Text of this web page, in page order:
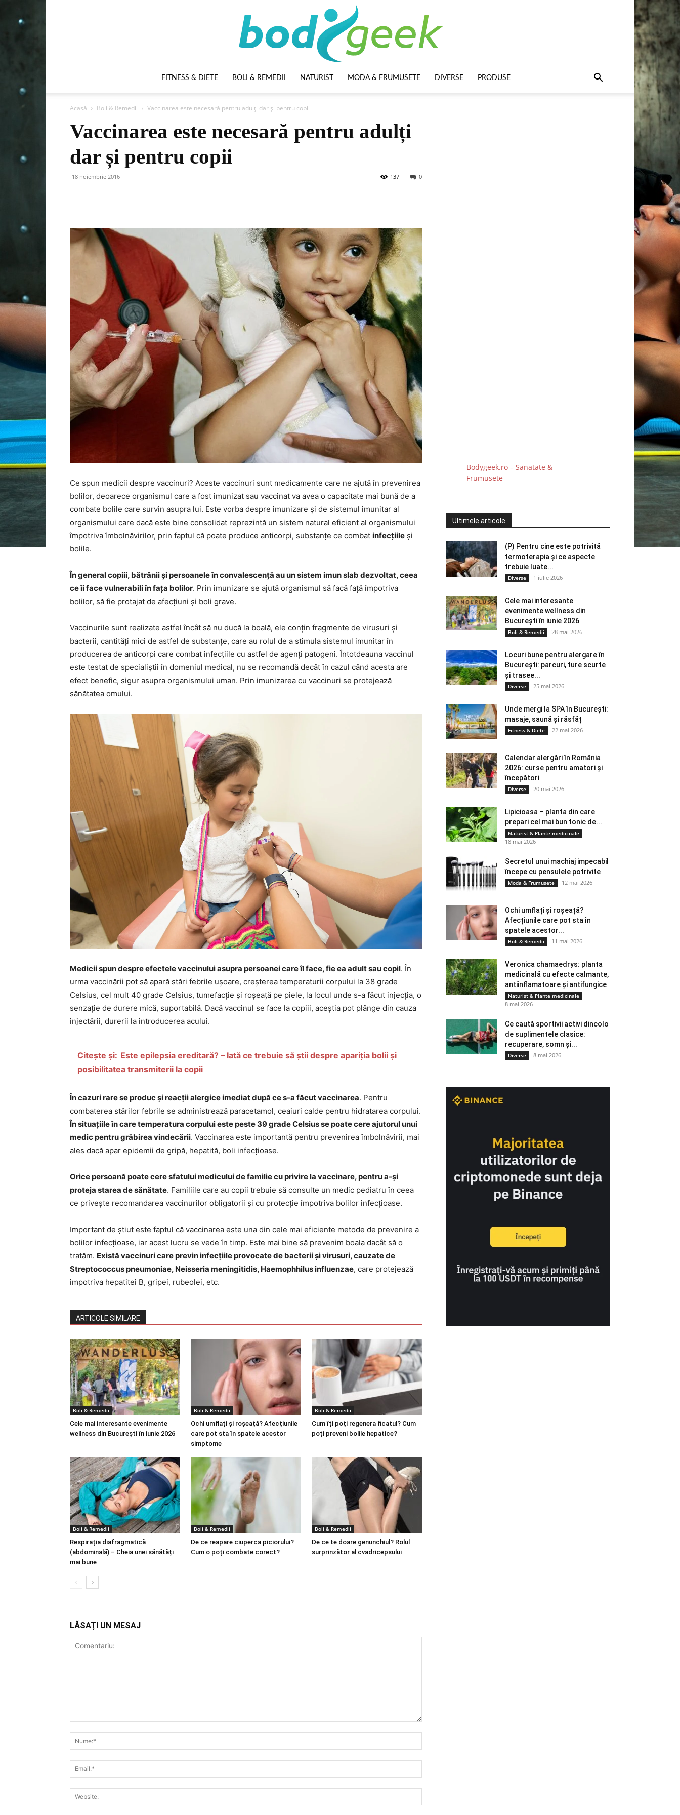
FITNESS & DIETE BOLI & REMEDII NATURIST MODA & FRUMUSETE DIVERSE PRODUSE
Acasă Boli & Remedii Vaccinarea este necesară pentru adulți dar și pentru copii
Vaccinarea este necesară pentru adulți
dar și pentru copii
18 noiembrie 2016 0
137
Ce spun medicii despre vaccinuri? Aceste vaccinuri sunt medicamente care ne ajută în prevenirea
bolilor, deoarece organismul care a fost imunizat sau vaccinat va avea o capacitate mai bună de a
combate bolile care survin asupra lui. Este vorba despre imunizare și de sistemul imunitar al
organismului care dacă este bine consolidat reprezintă un sistem natural eficient al organismului
împotriva îmbolnăvirilor, prin faptul că poate produce anticorpi, substanțe ce combat infecțiile și
bolile.
În general copiii, bătrânii și persoanele în convalescență au un sistem imun slab dezvoltat, ceea
ce îi face vulnerabili în fața bolilor. Prin imunizare se ajută organismul să facă față împotriva
bolilor, să fie protajat de afecțiuni și boli grave.
Vaccinurile sunt realizate astfel încât să nu ducă la boală, ele conțin fragmente de virusuri și
bacterii, cantități mici de astfel de substanțe, care au rolul de a stimula sistemul imunitar în
producerea de anticorpi care combat infecțiile cu astfel de agenți patogeni. Întotdeauna vaccinul
este testat de specialiștii în domeniul medical, nu se recomandă decât în cazul când acesta are
efect benefic, sigur asupra organismului uman. Prin imunizarea cu vaccinuri se protejează
sănătatea omului.
Medicii spun despre efectele vaccinului asupra persoanei care îl face, fie ea adult sau copil. În
urma vaccinării pot să apară stări febrile ușoare, creșterea temperaturii corpului la 38 grade
Celsius, cel mult 40 grade Celsius, tumefacție și roșeață pe piele, la locul unde s-a făcut injecția, o
senzație de durere mică, suportabilă. Dacă vaccinul se face la copiii, aceștia pot plânge din cauza
injectării, durerii la introducerea acului.
Citește și: Este epilepsia ereditară? – Iată ce trebuie să știi despre apariția bolii și
posibilitatea transmiterii la copii
În cazuri rare se produc și reacții alergice imediat după ce s-a făcut vaccinarea. Pentru
combaterea stărilor febrile se administrează paracetamol, ceaiuri calde pentru hidratarea corpului.
În situațiile în care temperatura corpului este peste 39 grade Celsius se poate cere ajutorul unui
medic pentru grăbirea vindecării. Vaccinarea este importantă pentru prevenirea îmbolnăvirii, mai
ales dacă apar epidemii de gripă, hepatită, boli infecțioase.
Orice persoană poate cere sfatului medicului de familie cu privire la vaccinare, pentru a-și
proteja starea de sănătate. Familiile care au copii trebuie să consulte un medic pediatru în ceea
ce privește recomandarea vaccinurilor obligatorii și cu protecție împotriva bolilor infecțioase.
Important de știut este faptul că vaccinarea este una din cele mai eficiente metode de prevenire a
bolilor infecțioase, iar acest lucru se vede în timp. Este mai bine să prevenim boala dacât să o
tratăm. Există vaccinuri care previn infecțiile provocate de bacterii și virusuri, cauzate de
Streptococcus pneumoniae, Neisseria meningitidis, Haemophhilus influenzae, care protejează
impotriva hepatitei B, gripei, rubeolei, etc.
ARTICOLE SIMILARE
Boli & Remedii
Cele mai interesante evenimente
wellness din București în iunie 2026
Boli & Remedii
Ochi umflați și roșeață? Afecțiunile
care pot sta în spatele acestor
simptome
Boli & Remedii
Cum îți poți regenera ficatul? Cum
poți preveni bolile hepatice?
Boli & Remedii
Respirația diafragmatică
(abdominală) – Cheia unei sănătăți
mai bune
Boli & Remedii
De ce reapare ciuperca piciorului?
Cum o poți combate corect?
Boli & Remedii
De ce te doare genunchiul? Rolul
surprinzător al cvadricepsului
LĂSAȚI UN MESAJ
Bodygeek.ro – Sanatate &
Frumusete
Ultimele articole
(P) Pentru cine este potrivită
termoterapia și ce aspecte
trebuie luate...
Diverse 1 iulie 2026
Cele mai interesante
evenimente wellness din
București în iunie 2026
Boli & Remedii 28 mai 2026
Locuri bune pentru alergare în
București: parcuri, ture scurte
și trasee...
Diverse 25 mai 2026
Unde mergi la SPA în București:
masaje, saună și răsfăț
Fitness & Diete 22 mai 2026
Calendar alergări în România
2026: curse pentru amatori și
începători
Diverse 20 mai 2026
Lipicioasa – planta din care
prepari cel mai bun tonic de...
Naturist & Plante medicinale
18 mai 2026
Secretul unui machiaj impecabil
începe cu pensulele potrivite
Moda & Frumusete 12 mai 2026
Ochi umflați și roșeață?
Afecțiunile care pot sta în
spatele acestor...
Boli & Remedii 11 mai 2026
Veronica chamaedrys: planta
medicinală cu efecte calmante,
antiinflamatoare și antifungice
Naturist & Plante medicinale
8 mai 2026
Ce caută sportivii activi dincolo
de suplimentele clasice:
recuperare, somn și...
Diverse 8 mai 2026